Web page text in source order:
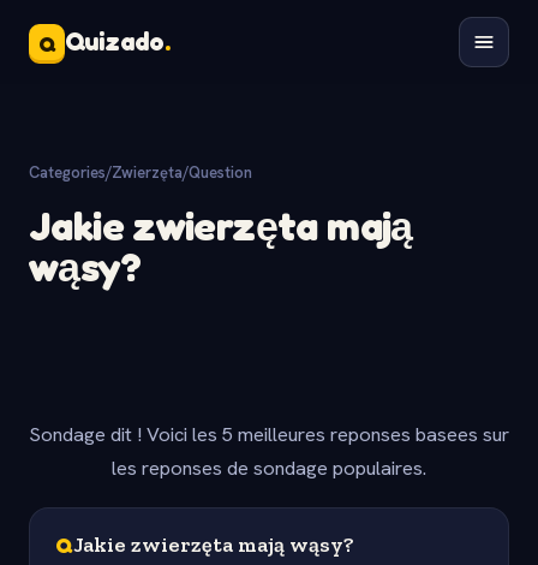
Q Quizado.
Categories/Zwierzęta/Question
Jakie zwierzęta mają
wąsy?
Sondage dit ! Voici les 5 meilleures reponses basees sur
les reponses de sondage populaires.
QJakie zwierzęta mają wąsy?